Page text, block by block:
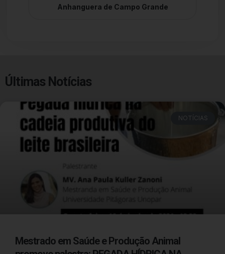
Anhanguera de Campo Grande
Últimas Notícias
NOTÍCIAS
Mestrado em Saúde e Produção Animal